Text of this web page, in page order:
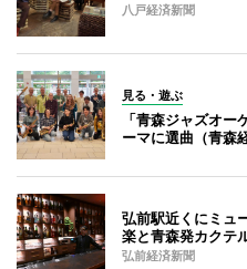
八戸経済新聞
見る・遊ぶ
「青森ジャズオ
ーマに選曲（青森
弘前駅近くにミュ
楽と青森発カクテ
弘前経済新聞